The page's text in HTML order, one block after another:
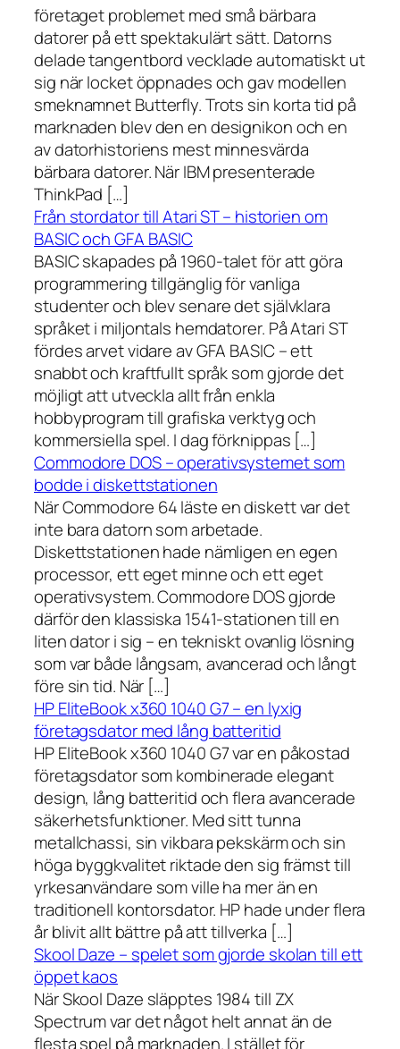
företaget problemet med små bärbara
datorer på ett spektakulärt sätt. Datorns
delade tangentbord vecklade automatiskt ut
sig när locket öppnades och gav modellen
smeknamnet Butterfly. Trots sin korta tid på
marknaden blev den en designikon och en
av datorhistoriens mest minnesvärda
bärbara datorer. När IBM presenterade
ThinkPad […]
Från stordator till Atari ST – historien om
BASIC och GFA BASIC
BASIC skapades på 1960-talet för att göra
programmering tillgänglig för vanliga
studenter och blev senare det självklara
språket i miljontals hemdatorer. På Atari ST
fördes arvet vidare av GFA BASIC – ett
snabbt och kraftfullt språk som gjorde det
möjligt att utveckla allt från enkla
hobbyprogram till grafiska verktyg och
kommersiella spel. I dag förknippas […]
Commodore DOS – operativsystemet som
bodde i diskettstationen
När Commodore 64 läste en diskett var det
inte bara datorn som arbetade.
Diskettstationen hade nämligen en egen
processor, ett eget minne och ett eget
operativsystem. Commodore DOS gjorde
därför den klassiska 1541-stationen till en
liten dator i sig – en tekniskt ovanlig lösning
som var både långsam, avancerad och långt
före sin tid. När […]
HP EliteBook x360 1040 G7 – en lyxig
företagsdator med lång batteritid
HP EliteBook x360 1040 G7 var en påkostad
företagsdator som kombinerade elegant
design, lång batteritid och flera avancerade
säkerhetsfunktioner. Med sitt tunna
metallchassi, sin vikbara pekskärm och sin
höga byggkvalitet riktade den sig främst till
yrkesanvändare som ville ha mer än en
traditionell kontorsdator. HP hade under flera
år blivit allt bättre på att tillverka […]
Skool Daze – spelet som gjorde skolan till ett
öppet kaos
När Skool Daze släpptes 1984 till ZX
Spectrum var det något helt annat än de
flesta spel på marknaden. I stället för